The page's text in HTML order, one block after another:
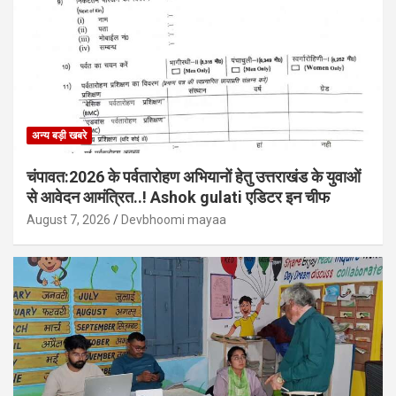
अन्य बड़ी खबरे
चंपावत:2026 के पर्वतारोहण अभियानों हेतु उत्तराखंड के युवाओं
से आवेदन आमंत्रित..! Ashok gulati एडिटर इन चीफ
August 7, 2026 Devbhoomi mayaa